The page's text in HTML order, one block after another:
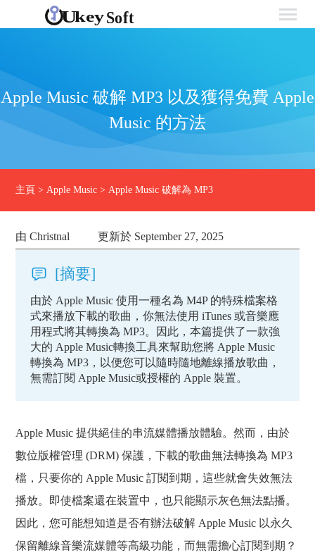
Apple Music 破解 MP3 以及獲得免費 Apple
Music 的方法
主頁 >Apple Music >Apple Music 破解為 MP3
由 Christnal 更新於 September 27, 2025
[摘要]
由於 Apple Music 使用一種名為 M4P 的特殊檔案格
式來播放下載的歌曲，你無法使用 iTunes 或音樂應
用程式將其轉換為 MP3。因此，本篇提供了一款強
大的 Apple Music轉換工具來幫助您將 Apple Music
轉換為 MP3，以便您可以隨時隨地離線播放歌曲，
無需訂閱 Apple Music或授權的 Apple 裝置。
Apple Music 提供絕佳的串流媒體播放體驗。然而，由於
數位版權管理 (DRM) 保護，下載的歌曲無法轉換為 MP3
檔，只要你的 Apple Music 訂閱到期，這些就會失效無法
播放。即使檔案還在裝置中，也只能顯示灰色無法點播。
因此，您可能想知道是否有辦法破解 Apple Music 以永久
保留離線音樂流媒體等高級功能，而無需擔心訂閱到期？